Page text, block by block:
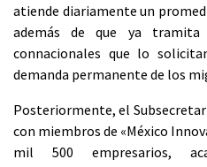
atiende diariamente un
además de que ya
connacionales que lo
demanda permanente de los
Posteriormente, el
con miembros de «México
mil 500 empresarios,